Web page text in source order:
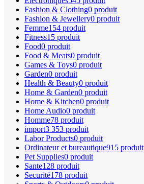
Fashion & Clothing0 produit
Fashion & Jewellery0 produit
Femme154 produit
Fitness15 produit
Food0 produit
Food & Meats0 produit
Games & Toys0 produit
Garden0 produit
Health & Beauty0 produit
Home & Garden0 produit
Home & Kitchen0 produit
Home Audio0 produit
Homme78 produit
import3 353 produit
Labor Products0 produit
Ordinateur et bureautique915 produit
Pet Supplies0 produit
Sante128 produit
Securité178 produit